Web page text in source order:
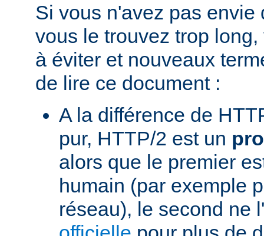
Si vous n'avez pas envie
vous le trouvez trop
à éviter et nouveaux
de lire ce document :
A la différence de
pur, HTTP/2 est un
alors que le premier
humain (par exemple
réseau), le second ne